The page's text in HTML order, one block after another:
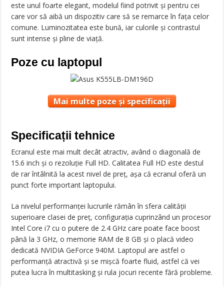
este unul foarte elegant, modelul fiind potrivit și pentru cei
care vor să aibă un dispozitiv care să se remarce în fața celor
comune. Luminozitatea este bună, iar culorile și contrastul
sunt intense și pline de viață.
Poze cu laptopul
Mai multe poze și specificații
Specificații tehnice
Ecranul este mai mult decât atractiv, având o diagonală de
15.6 inch și o rezoluție Full HD. Calitatea Full HD este destul
de rar întâlnită la acest nivel de preț, așa că ecranul oferă un
punct forte important laptopului.
La nivelul performanței lucrurile rămân în sfera calității
superioare clasei de preț, configurația cuprinzând un procesor
Intel Core i7 cu o putere de 2.4 GHz care poate face boost
până la 3 GHz, o memorie RAM de 8 GB și o placă video
dedicată NVIDIA GeForce 940M. Laptopul are astfel o
performanță atractivă și se mișcă foarte fluid, astfel că vei
putea lucra în multitasking și rula jocuri recente fără probleme.